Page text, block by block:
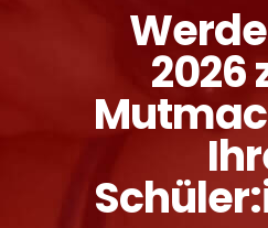
2026